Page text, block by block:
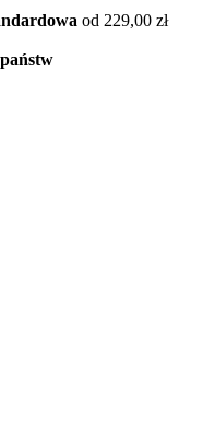
od 229,00 zł